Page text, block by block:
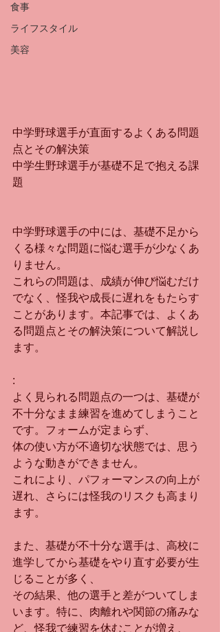
食事
ライフスタイル
美容
中学野球選手が直面するよくある問題
点とその解決策
中学生野球選手が基礎不足で抱える課
題
中学野球選手の中には、基礎不足から
くる様々な問題に悩む選手が少なくあ
りません。
これらの問題は、成績が伸び悩むだけ
でなく、怪我や成長に遅れをもたらす
ことがあります。本記事では、よくあ
る問題点とその解決策について解説し
ます。
:
よく見られる問題点の一つは、基礎が
不十分なまま練習を進めてしまうこと
です。フォームが定まらず、
体の使い方が不適切な状態では、思う
ような動きができません。
これにより、パフォーマンスの向上が
遅れ、さらには怪我のリスクも高まり
ます。
また、基礎が不十分な選手は、高校に
進学してから基礎をやり直す必要が生
じることが多く、
その結果、他の選手と差がついてしま
います。特に、肉離れや関節の痛みな
ど、怪我で練習を休むことが増え、